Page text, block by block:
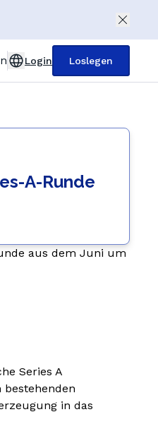
Login Loslegen
A-Runde
aus dem Juni um
Series A
in das